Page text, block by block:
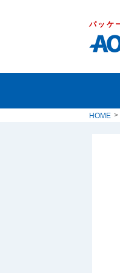
パッケ
HOME